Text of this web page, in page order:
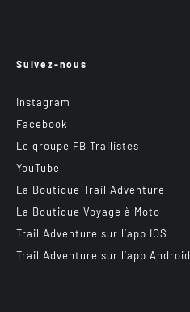
Suivez-nous
Instagram
Facebook
Le groupe FB Trailistes
YouTube
La Boutique Trail Adventure
La Boutique Voyage à Moto
Trail Adventure sur l’app IOS
Trail Adventure sur l’app Android